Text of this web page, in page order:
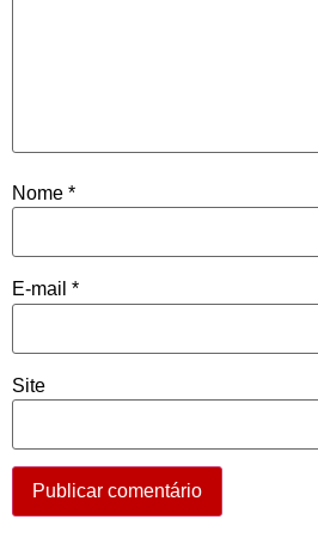
Nome *
E-mail *
Site